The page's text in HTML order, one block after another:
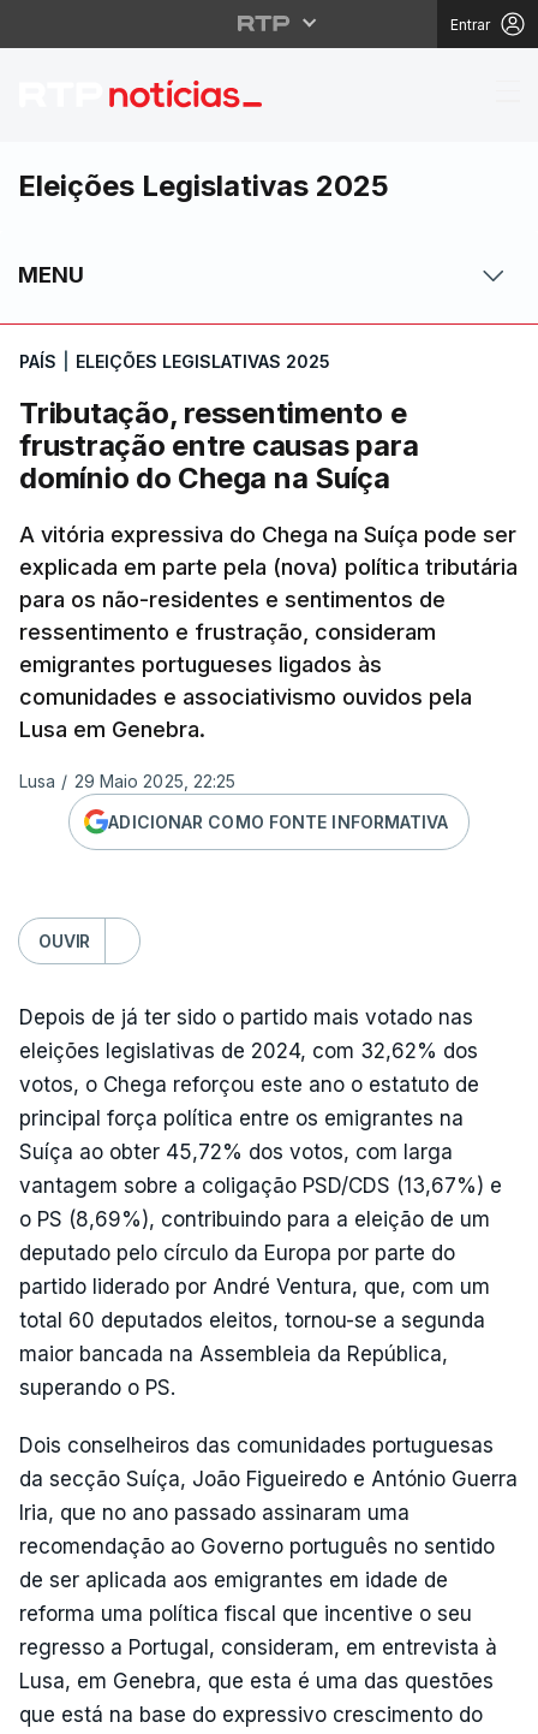
Entrar
Tributação,
Eleições Legislativas 2025
MENU
PAÍS ELEIÇÕES LEGISLATIVAS 2025
Tributação, ressentimento e
frustração entre causas para
domínio do Chega na Suíça
A vitória expressiva do Chega na Suíça pode ser
explicada em parte pela (nova) política tributária
para os não-residentes e sentimentos de
ressentimento e frustração, consideram
emigrantes portugueses ligados às
comunidades e associativismo ouvidos pela
Lusa em Genebra.
Lusa / 29 Maio 2025, 22:25
ADICIONAR COMO FONTE INFORMATIVA
OUVIR
Depois de já ter sido o partido mais votado nas
eleições legislativas de 2024, com 32,62% dos
votos, o Chega reforçou este ano o estatuto de
principal força política entre os emigrantes na
Suíça ao obter 45,72% dos votos, com larga
vantagem sobre a coligação PSD/CDS (13,67%) e
o PS (8,69%), contribuindo para a eleição de um
deputado pelo círculo da Europa por parte do
partido liderado por André Ventura, que, com um
total 60 deputados eleitos, tornou-se a segunda
maior bancada na Assembleia da República,
superando o PS.
Dois conselheiros das comunidades portuguesas
da secção Suíça, João Figueiredo e António Guerra
Iria, que no ano passado assinaram uma
recomendação ao Governo português no sentido
de ser aplicada aos emigrantes em idade de
reforma uma política fiscal que incentive o seu
regresso a Portugal, consideram, em entrevista à
Lusa, em Genebra, que esta é uma das questões
que está na base do expressivo crescimento do